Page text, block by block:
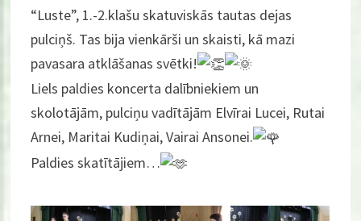
“Luste”, 1.-2.klašu skatuviskās tautas dejas
pulciņš. Tas bija vienkārši un skaisti, kā mazi
pavasara atklāšanas svētki!
Liels paldies koncerta dalībniekiem un
skolotājām, pulciņu vadītājām Elvīrai Lucei, Rutai
Arnei, Maritai Kudiņai, Vairai Ansonei.
Paldies skatītājiem…